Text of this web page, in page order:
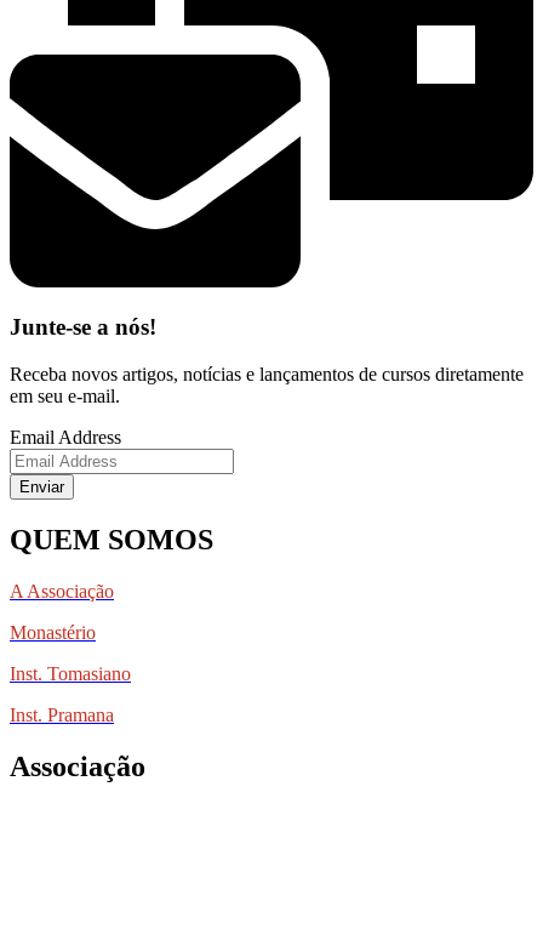
Junte-se a nós!
Receba novos artigos, notícias e lançamentos de cursos diretamente
em seu e-mail.
Email Address
Enviar
QUEM SOMOS
A Associação
Monastério
Inst. Tomasiano
Inst. Pramana
Associação